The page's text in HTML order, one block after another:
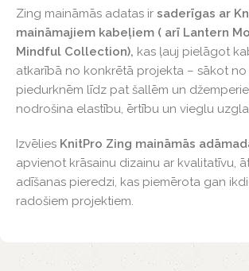
Zing maināmās adatas ir saderīgas ar
maināmajiem kabeļiem ( arī Lantern
Mindful Collection), kas ļauj pielāgot
atkarībā no konkrētā projekta – sākot
piedurknēm līdz pat šallēm un
nodrošina elastību, ērtību un vieglu
Izvēlies KnitPro Zing maināmās
apvienot krāsainu dizainu ar kvalitatīvu,
adīšanas pieredzi, kas piemērota gan
radošiem projektiem.